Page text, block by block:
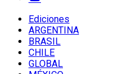
Ediciones
ARGENTINA
BRASIL
CHILE
GLOBAL